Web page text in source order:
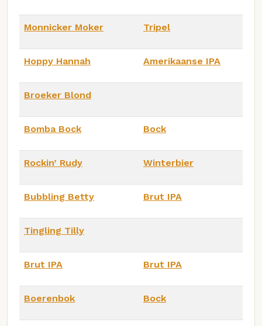
Monnicker Moker Tripel
Hoppy Hannah Amerikaanse IPA
Broeker Blond
Bomba Bock Bock
Rockin’ Rudy Winterbier
Bubbling Betty Brut IPA
Tingling Tilly
Brut IPA Brut IPA
Boerenbok Bock